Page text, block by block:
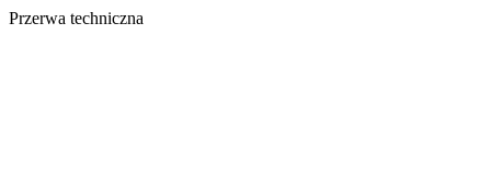
Przerwa techniczna